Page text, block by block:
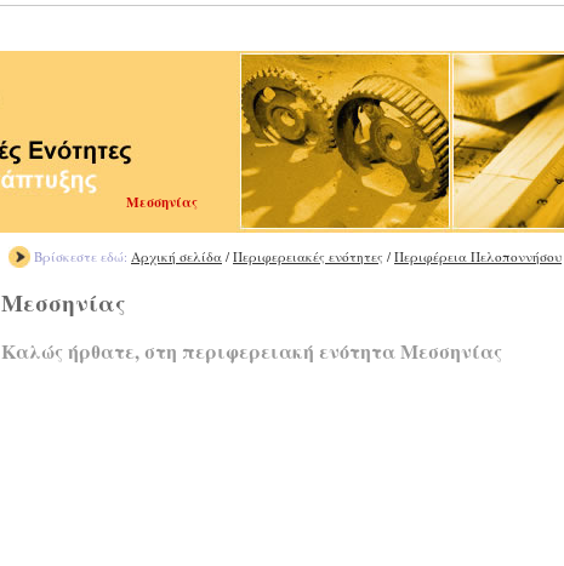
Μεσσηνίας
Βρίσκεστε εδώ: Αρχική σελίδα / Περιφερειακές ενότητες / Περιφέρεια Πελοποννήσου
Μεσσηνίας
Καλώς ήρθατε, στη περιφερειακή ενότητα Μεσσηνίας